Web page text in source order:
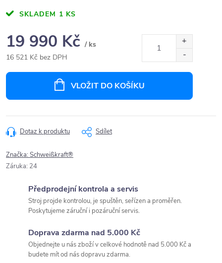
SKLADEM 1 KS
19 990 Kč / ks
16 521 Kč bez DPH
VLOŽIT DO KOŠÍKU
Dotaz k produktu Sdílet
Značka:Schweißkraft®
Záruka: 24
Předprodejní kontrola a servis
Stroj projde kontrolou, je spuštěn, seřízen a proměřen.
Poskytujeme záruční i pozáruční servis.
Doprava zdarma nad 5.000 Kč
Objednejte u nás zboží v celkové hodnotě nad 5.000 Kč a
budete mít od nás dopravu zdarma.